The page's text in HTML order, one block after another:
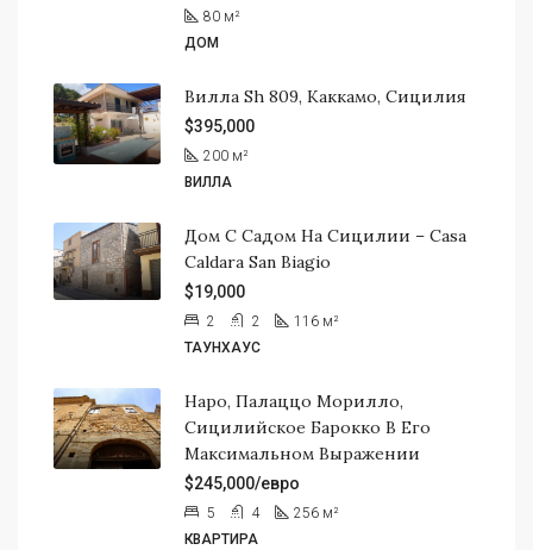
80 м²
ДОМ
Вилла Sh 809, Каккамо, Сицилия
$395,000
200 м²
ВИЛЛА
Дом С Садом На Сицилии – Casa
Caldara San Biagio
$19,000
2 2 116 м²
ТАУНХАУС
Наро, Палаццо Морилло,
Сицилийское Барокко В Его
Максимальном Выражении
$245,000/евро
5 4 256 м²
КВАРТИРА